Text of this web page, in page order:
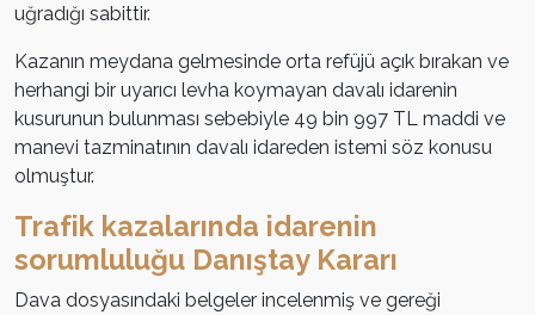
uğradığı sabittir.
Kazanın meydana gelmesinde orta refüjü açık bırakan ve
herhangi bir uyarıcı levha koymayan davalı idarenin
kusurunun bulunması sebebiyle 49 bin 997 TL maddi ve
manevi tazminatının davalı idareden istemi söz konusu
olmuştur.
Trafik kazalarında idarenin
sorumluluğu Danıştay Kararı
Dava dosyasındaki belgeler incelenmiş ve gereği